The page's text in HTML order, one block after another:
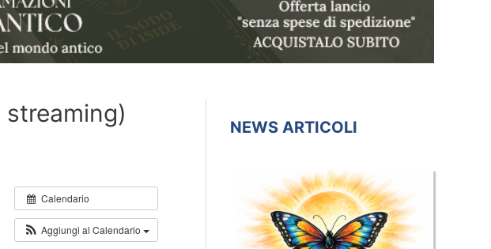
Calendario
Aggiungi al Calendario
NEWS ARTICOLI